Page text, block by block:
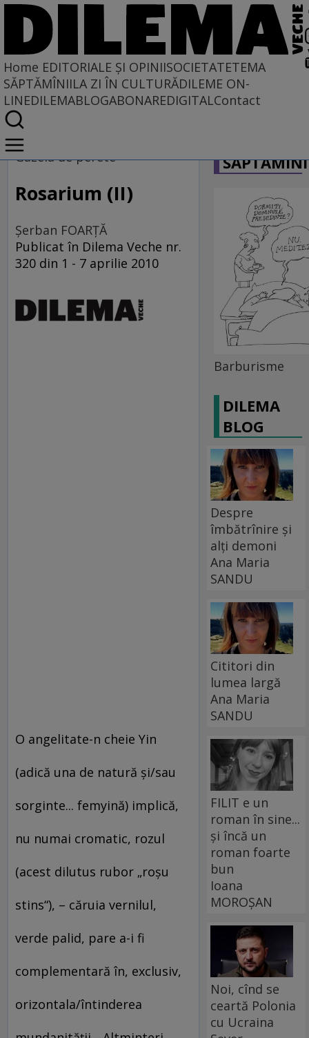
Home EDITORIALE ȘI OPINIISOCIETATETEMA
SĂPTĂMÎNIILA ZI ÎN CULTURĂDILEME ON-
LINEDILEMABLOGABONAREDIGITALContact
Home
EDITORIALE ȘI OPINII
TÎLC SHOW
Gazela de perete
Rosarium (II)
Şerban FOARŢĂ
Publicat în Dilema Veche nr.
320 din 1 - 7 aprilie 2010
O angelitate-n cheie Yin
(adică una de natură şi/sau
sorginte... femyină) implică,
nu numai cromatic, rozul
(acest dilutus rubor „roşu
stins“), – căruia vernilul,
verde palid, pare a-i fi
complementară în, exclusiv,
orizontala/întinderea
Barburisme
DILEMA
BLOG
Despre
îmbătrînire și
alți demoni
Ana Maria
SANDU
Cititori din
lumea largă
Ana Maria
SANDU
FILIT e un
roman în sine...
și încă un
roman foarte
bun
Ioana
MOROȘAN
Noi, cînd se
ceartă Polonia
cu Ucraina